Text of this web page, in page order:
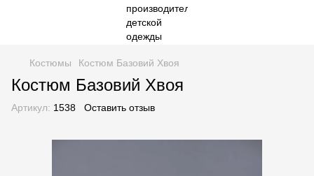
Костюмы Костюм Базовий Хвоя
Костюм Базовий Хвоя
Артикул: 1538 Оставить отзыв